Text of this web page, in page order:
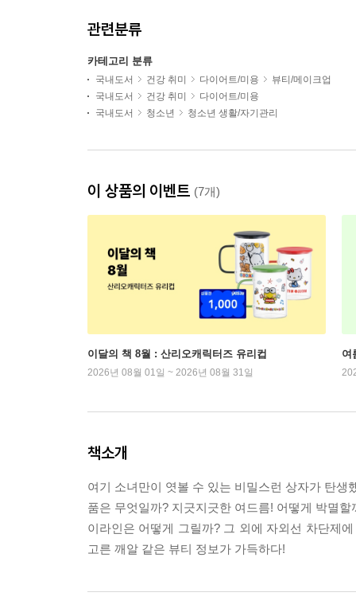
관련분류
카테고리 분류
국내도서 건강 취미 다이어트/미용
뷰티/메이크업
국내도서
건강 취미
다이어트/미용
국내도서
청소년 청소년 생활/자기관리
이 상품의 이벤트 (7개)
이달의 책 8월 : 산리오캐릭터즈 유리컵
2026년 08월 01일 ~ 2026년 08월 31일
여
책소개
여기 소녀만이 엿볼 수 있는 비밀스런 상자가 탄
품은 무엇일까? 지긋지긋한 여드름! 어떻게 박멸
이라인은 어떻게 그릴까? 그 외에 자외선 차단제
고른 깨알 같은 뷰티 정보가 가득하다!